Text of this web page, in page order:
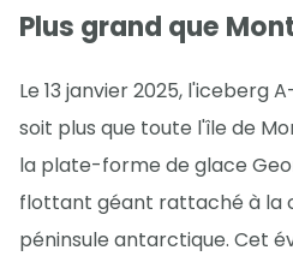
Plus grand que
Le 13 janvier 2025, l'iceberg
soit plus que toute l'île de
la plate-forme de glace
flottant géant rattaché à la
péninsule antarctique. Cet